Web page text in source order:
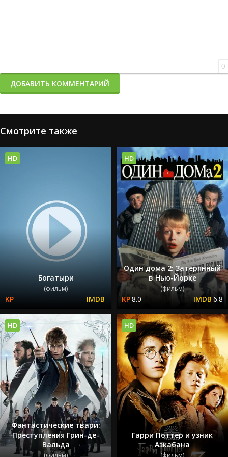
0
ДОБАВИТЬ КОММЕНТАРИЙ
Смотрите также
Богатыри
(фильм)
HD
Один дома 2: Затерянный
в Нью-Йорке
(фильм)
8.0 6.8
HD
Фантастические твари:
Преступления Грин-де-
Вальда
(фильм)
HD
Гарри Поттер и узник
Азкабана
(фильм)
HD